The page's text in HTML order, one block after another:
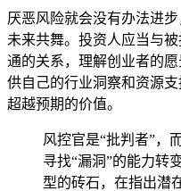
厌恶风险就会没有办法进
未来共舞。投资人应当与
通的关系，理解创业者的
供自己的行业洞察和资源
超越预期的价值。
风控官是“批判者”，
寻找“漏洞”的能力转
型的砖石，在指出潜